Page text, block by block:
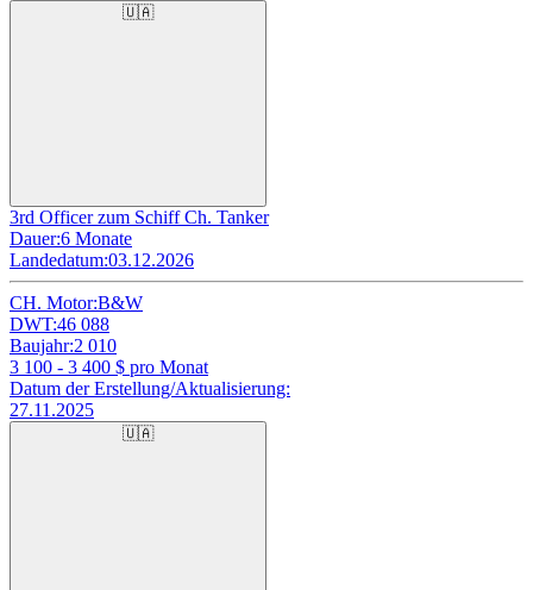
🇺🇦
3rd Officer zum Schiff Ch. Tanker
Dauer:6 Monate
Landedatum:03.12.2026
CH. Motor:B&W
DWT:46 088
Baujahr:2 010
3 100 - 3 400 $ pro Monat
Datum der Erstellung/Aktualisierung:
27.11.2025
🇺🇦